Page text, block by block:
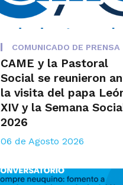
COMUNICADO DE PRENSA
CAME y la Pastoral
Social se reunieron
la visita del papa
XIV y la Semana
2026
06 de Agosto 2026